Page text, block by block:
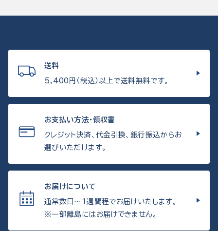
送料
5,400円（税込）以上で送料無料です。
お支払い方法・領収書
クレジット決済、代金引換、銀行振込からお
選びいただけます。
お届けについて
通常数日〜1週間程でお届けいたします。
※一部離島にはお届けできません。